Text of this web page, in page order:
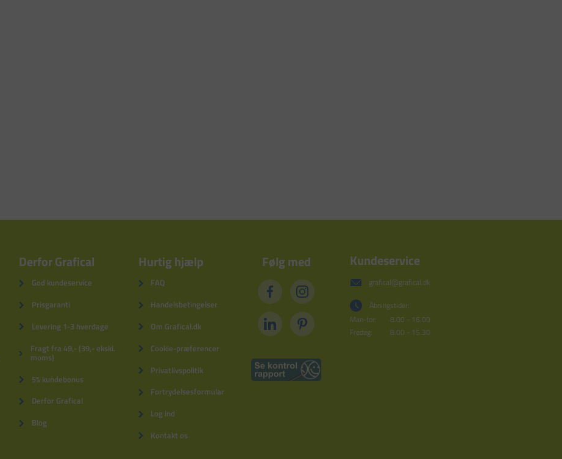
Derfor Grafical
God kundeservice
Prisgaranti
Levering 1-3 hverdage
Fragt fra 49,- (39,- ekskl.
moms)
5% kundebonus
Derfor Grafical
Blog
Hurtig hjælp
FAQ
Handelsbetingelser
Om Grafical.dk
Cookie-præferencer
Privatlivspolitik
Fortrydelsesformular
Log ind
Kontakt os
Følg med Kundeservice
grafical@grafical.dk
Åbningstider:
Man-tor:
8.00 - 16.00
Fredag:
8.00 - 15.30